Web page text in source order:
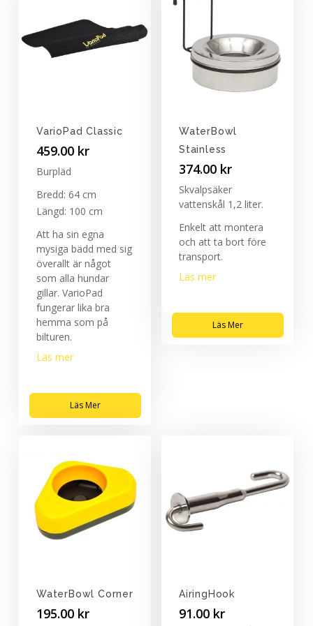
VarioPad Classic
459.00 kr
Burpläd
Bredd: 64 cm
Längd: 100 cm
Att ha sin egna
mysiga bädd med sig
överallt är något
som alla hundar
gillar. VarioPad
fungerar lika bra
hemma som på
bilturen.
Läs mer
Läs Mer
WaterBowl
Stainless
374.00 kr
Skvalpsäker
vattenskål 1,2 liter.
Enkelt att montera
och att ta bort före
transport.
Läs mer
Läs Mer
WaterBowl Corner
195.00 kr
AiringHook
91.00 kr